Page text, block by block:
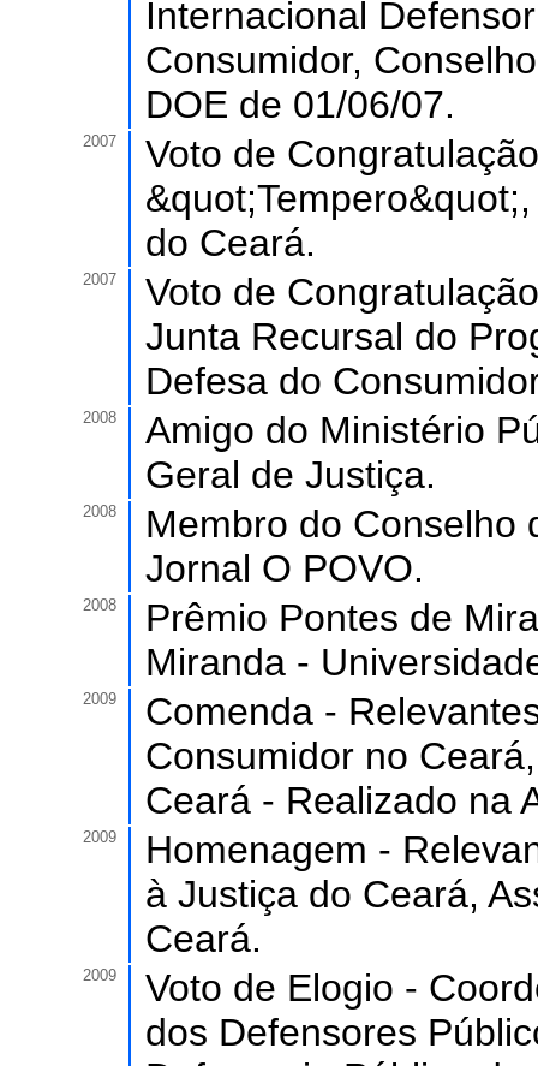
Internacional
Consumidor,
DOE de 01/06/07.
2007
Voto de
do Ceará.
2007
Voto de
Junta Recursal do
Defesa do
2008
Amigo do Ministério
Geral de Justiça.
2008
Membro do Conselho
Jornal O POVO.
2008
Prêmio Pontes de
Miranda -
2009
Comenda -
Consumidor no
Ceará - Realizado na
2009
Homenagem -
à Justiça do Ceará,
Ceará.
2009
Voto de Elogio -
dos Defensores